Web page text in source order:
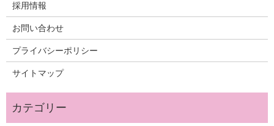
採用情報
お問い合わせ
プライバシーポリシー
サイトマップ